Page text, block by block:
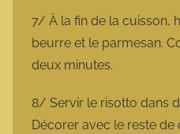
7/ À la fin de la cuisson,
beurre et le parmesan.
deux minutes.
8/ Servir le risotto dans
Décorer avec le reste